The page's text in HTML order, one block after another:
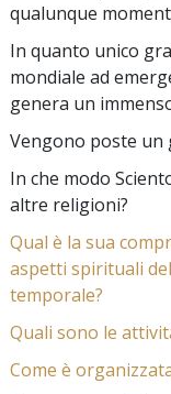
qualunque
In quanto unico
mondiale ad
genera un
Vengono poste un
In che modo
altre religioni?
Qual è la sua
aspetti spirituali
temporale?
Quali sono le
Come è